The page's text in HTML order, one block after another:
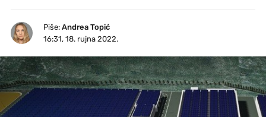
Piše: Andrea Topić
16:31, 18. rujna 2022.